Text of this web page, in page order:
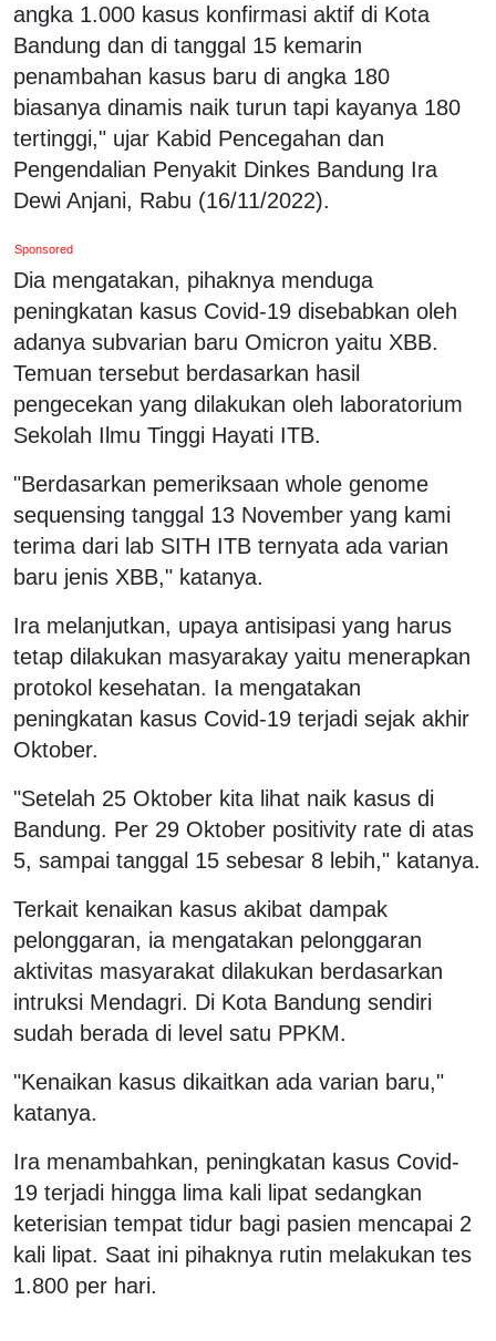
angka 1.000 kasus konfirmasi aktif di Kota
Bandung dan di tanggal 15 kemarin
penambahan kasus baru di angka 180
biasanya dinamis naik turun tapi kayanya 180
tertinggi," ujar Kabid Pencegahan dan
Pengendalian Penyakit Dinkes Bandung Ira
Dewi Anjani, Rabu (16/11/2022).
Sponsored
Dia mengatakan, pihaknya menduga
peningkatan kasus Covid-19 disebabkan oleh
adanya subvarian baru Omicron yaitu XBB.
Temuan tersebut berdasarkan hasil
pengecekan yang dilakukan oleh laboratorium
Sekolah Ilmu Tinggi Hayati ITB.
"Berdasarkan pemeriksaan whole genome
sequensing tanggal 13 November yang kami
terima dari lab SITH ITB ternyata ada varian
baru jenis XBB," katanya.
Ira melanjutkan, upaya antisipasi yang harus
tetap dilakukan masyarakay yaitu menerapkan
protokol kesehatan. Ia mengatakan
peningkatan kasus Covid-19 terjadi sejak akhir
Oktober.
"Setelah 25 Oktober kita lihat naik kasus di
Bandung. Per 29 Oktober positivity rate di atas
5, sampai tanggal 15 sebesar 8 lebih," katanya.
Terkait kenaikan kasus akibat dampak
pelonggaran, ia mengatakan pelonggaran
aktivitas masyarakat dilakukan berdasarkan
intruksi Mendagri. Di Kota Bandung sendiri
sudah berada di level satu PPKM.
"Kenaikan kasus dikaitkan ada varian baru,"
katanya.
Ira menambahkan, peningkatan kasus Covid-
19 terjadi hingga lima kali lipat sedangkan
keterisian tempat tidur bagi pasien mencapai 2
kali lipat. Saat ini pihaknya rutin melakukan tes
1.800 per hari.